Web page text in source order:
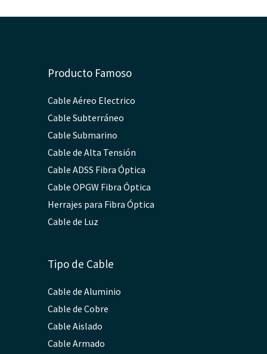
Producto Famoso
Cable Aéreo Electrico
Cable Subterráneo
Cable Submarino
Cable de Alta Tensión
Cable ADSS Fibra Óptica
Cable OPGW Fibra Óptica
Herrajes para Fibra Óptica
Cable de Luz
Tipo de Cable
Cable de Aluminio
Cable de Cobre
Cable Aislado
Cable Armado